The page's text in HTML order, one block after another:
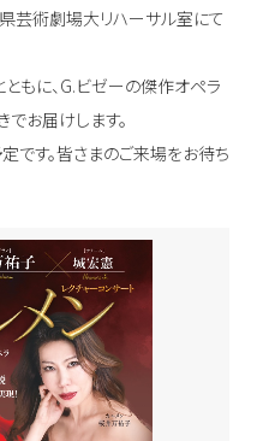
県芸術劇場大リハーサル室にて
もに、G.ビゼーの傑作オペラ
でお届けします。
定です。皆さまのご来場をお待ち